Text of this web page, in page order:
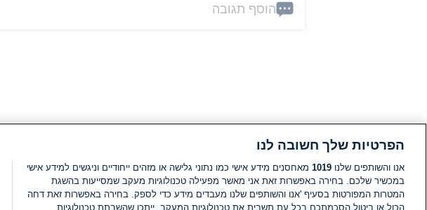
הוסף תגובה
הפרטיות שלך חשובה לנו
אנו והשותפים שלנו 1019 מאחסנים מידע אישי כמו נתוני גלישה או מזהים ייחודיים וניגשים למידע אישי
במכשיר שלכם. בחירה באפשרות זאת אני מאשר מפעילה טכנולוגיות מעקב שמסייעות בהשגת
המטרות המפורטות בסעיף 'אנו והשותפים שלנו מעבדים מידע כדי לספק. בחירה באפשרות זאת דחה
הכול או ביטול הסכמתכם בכל עת תשבית את טכנולוגיות המעקב. ייתכן שהשבתת טכנולוגיות